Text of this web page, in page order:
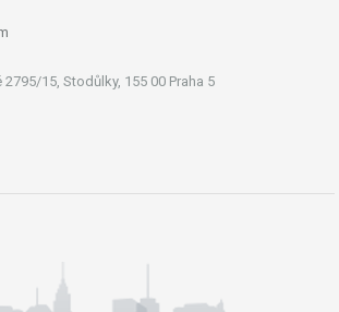
15, Stodůlky, 155 00 Praha 5